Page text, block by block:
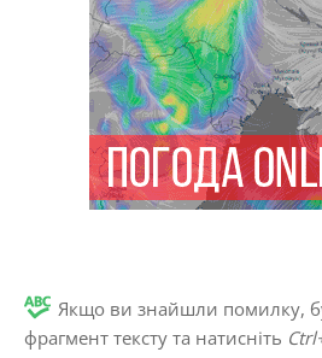
Якщо ви знайшли помилку,
фрагмент тексту та натисніть